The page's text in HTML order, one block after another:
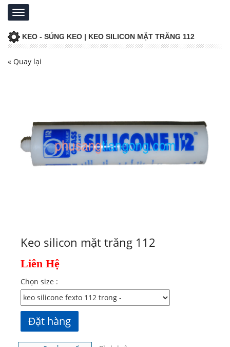
KEO - SÚNG KEO | KEO SILICON MẶT TRĂNG 112
« Quay lại
Keo silicon mặt trăng 112
Liên Hệ
Chọn size :